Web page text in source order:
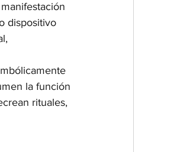
dispositivo
la función
rituales,